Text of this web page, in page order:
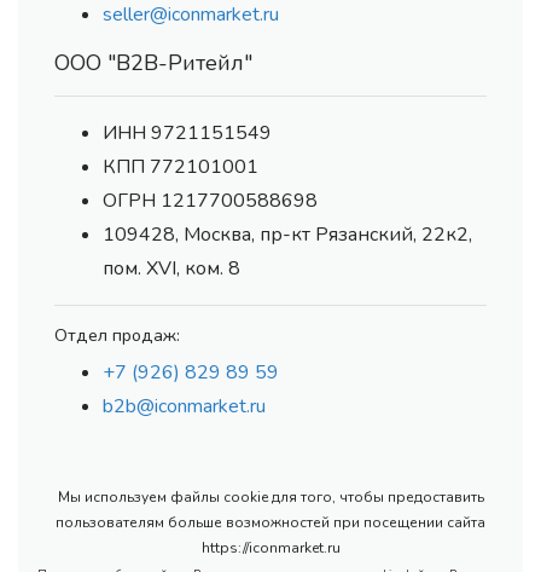
seller@iconmarket.ru
ООО "В2В-Ритейл"
ИНН 9721151549
КПП 772101001
ОГРН 1217700588698
109428, Москва, пр-кт Рязанский, 22к2,
пом. XVI, ком. 8
Отдел продаж:
+7 (926) 829 89 59
b2b@iconmarket.ru
Мы используем файлы cookie для того, чтобы предоставить
пользователям больше возможностей при посещении сайта
https://iconmarket.ru